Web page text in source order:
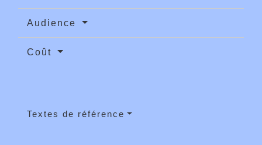
Audience
Coût
Textes de référence